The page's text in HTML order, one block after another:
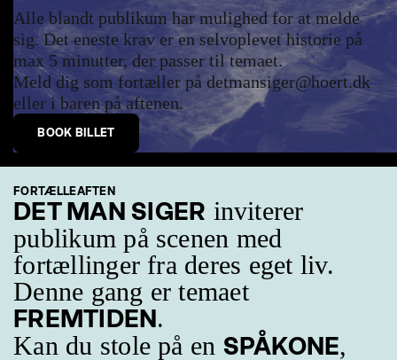
Alle blandt publikum har mulighed for at melde
sig. Det eneste krav er en selvoplevet historie på
max 5 minutter, der passer til temaet.
Meld dig som fortæller på detmansiger@hoert.dk
eller i baren på aftenen.
BOOK BILLET
FORTÆLLEAFTEN
DET MAN SIGER inviterer
publikum på scenen med
fortællinger fra deres eget liv.
Denne gang er temaet
FREMTIDEN.
Kan du stole på en SPÅKONE,